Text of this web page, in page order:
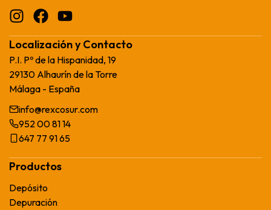
Localización y Contacto
P.I. Pº de la Hispanidad, 19
29130 Alhaurín de la Torre
Málaga - España
info@rexcosur.com
952 00 81 14
647 77 91 65
Productos
Depósito
Depuración